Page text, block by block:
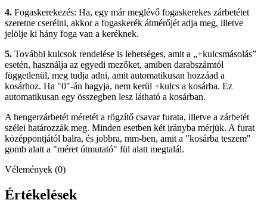
4. Fogaskerekezés: Ha, egy már meglévő fogaskerekes zárbetétet
szeretne cserélni, akkor a fogaskerék átmérőjét adja meg, illetve
jelölje ki hány foga van a keréknek.
5. További kulcsok rendelése is lehetséges, amit a „+kulcsmásolás”
esetén, használja az egyedi mezőket, amiben darabszámtól
függetlenül, meg tudja adni, amit automatikusan hozzáad a
kosárhoz. Ha "0"-án hagyja, nem kerül +kulcs a kosárba. Ez
automatikusan egy összegben lesz látható a kosárban.
A hengerzárbetét méretét a rögzítő csavar furata, illetve a zárbetét
szélei határozzák meg. Minden esetben két irányba mérjük. A furat
középpontjától balra, és jobbra, mm-ben, amit a "kosárba teszem"
gomb alatt a "méret útmutató" fül alatt megtalál.
Vélemények (0)
Értékelések